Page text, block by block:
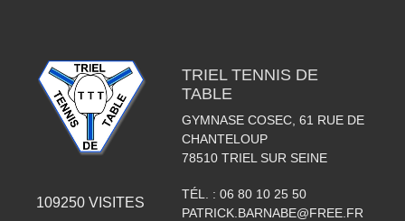
109250 VISITES
TRIEL TENNIS DE
TABLE
GYMNASE COSEC, 61 RUE DE
CHANTELOUP
78510 TRIEL SUR SEINE
TÉL. : 06 80 10 25 50
PATRICK.BARNABE@FREE.FR